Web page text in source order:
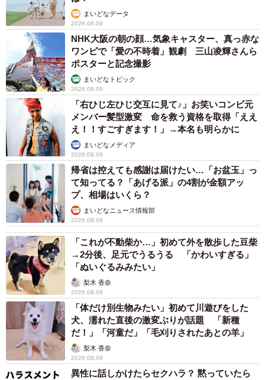
まいどなデータ
2026.08.09
NHK大阪の朝の顔…気象キャスター、真っ赤な
ワンピで「愛の不時着」観劇 三山凌輝さんら
ポスターと記念撮影
まいどなトピック
2026.08.09
「右ひじ左ひじ交互に見て♪」お笑いコンビ元
メンバー髪型激変 命を救う資格を取得「ええ
え！！すごすぎます！」→本名も明らかに
まいどなメディア
2026.08.09
帰省は控えても感謝は届けたい…「お盆玉」っ
て知ってる？「あげる派」の4割が金額アッ
プ、相場はいくら？
まいどなニュース情報部
2026.08.09
「これが不動柴か…」初めて外を散歩した豆柴
→2分後、足元でうるうる 「かわいすぎる」
「ぬいぐるみみたい」
梨木 香奈
2026.08.09
「体だけ別生物みたい」初めて川遊びをした
犬、濡れた直後の激変ぶりが話題 「新種
だ！」「河童だ」「毛刈りされたあとの羊」
梨木 香奈
2026.08.09
異性に話しかけたらセクハラ？ 黙っていたら